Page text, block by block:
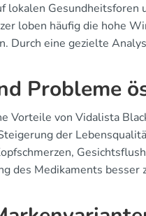
lokalen
loben häufig die hohe
Durch eine gezielte
Probleme
Vorteile von Vidalista
der
des Medikaments besser